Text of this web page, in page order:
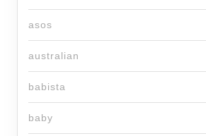
asos
australian
babista
baby